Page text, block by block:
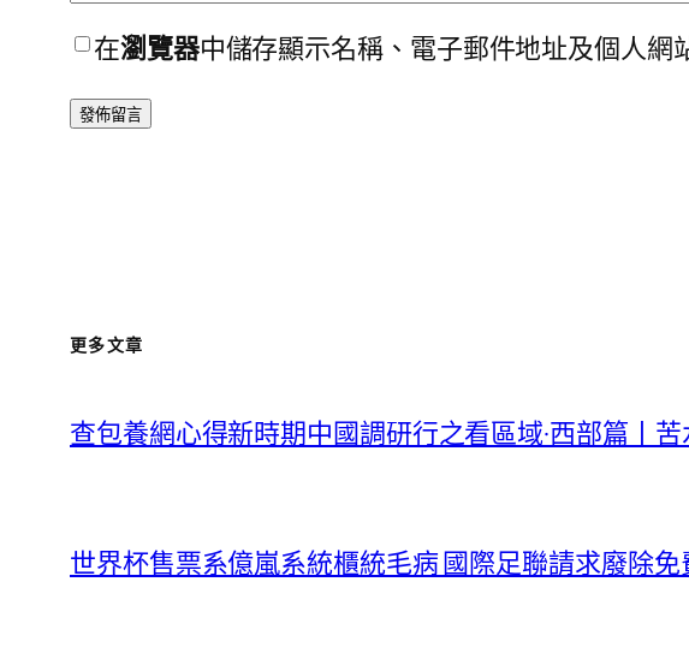
在瀏覽器中儲存顯示名稱、電子郵件地址及個人網
更多文章
查包養網心得新時期中國調研行之看區域·西部篇丨
世界杯售票系億嵐系統櫃統毛病 國際足聯請求廢除免